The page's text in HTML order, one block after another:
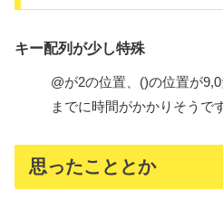
キー配列が少し特殊
@が2の位置、()の位置が
までに時間がかかりそうで
思ったこととか